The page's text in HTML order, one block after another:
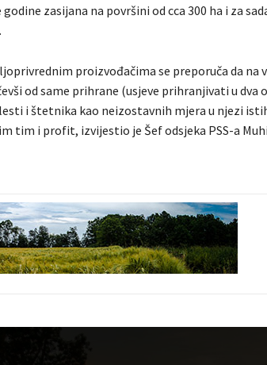
zasijana na površini od cca 300 ha i za
proizvođačima se preporuča da na
od same prihrane (usjeve prihranjivati u dva
i štetnika kao neizostavnih mjera u njezi
tim i profit, izvijestio je Šef odsjeka PSS-a